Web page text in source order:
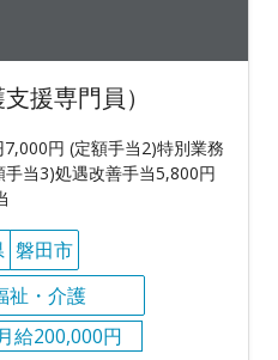
援専門員）
円 (定額手当2)特別業務
当3)処遇改善手当5,800円
磐田市
祉・介護
給200,000円